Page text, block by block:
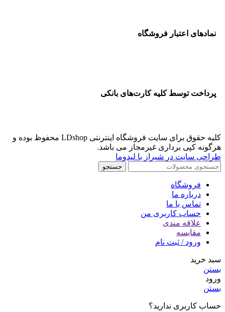
نمادهای اعتبار فروشگاه
پرداخت توسط کلیه کارت‌های بانکی
کلیه حقوق برای سایت فروشگاه اینترنتی LDshop محفوظ بوده و
هرگونه کپی برداری غیرمجاز می باشد.
طراحی سایت در شیراز با لیدوما
جستجو
فروشگاه
درباره ما
تماس با ما
حساب کاربری من
علاقه مندی
مقايسه
ورود / ثبت نام
سبد خرید
بستن
ورود
بستن
حساب کاربری ندارید؟